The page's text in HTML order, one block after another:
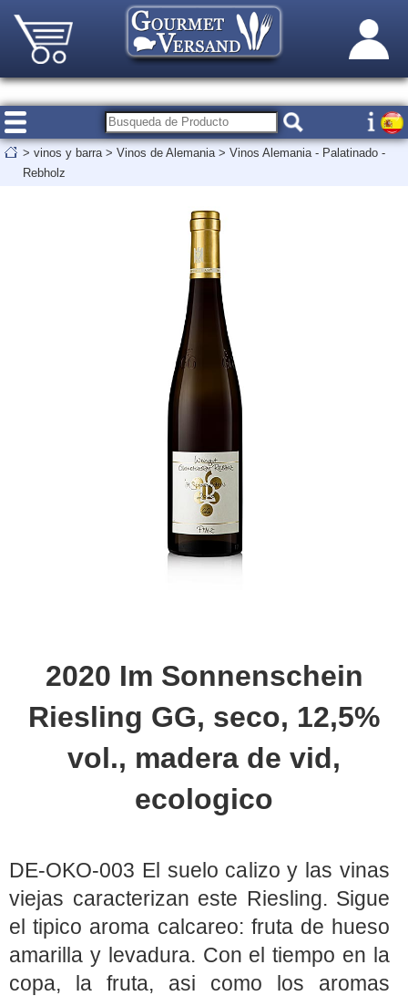
> vinos y barra > Vinos de Alemania > Vinos Alemania - Palatinado -
Rebholz
2020 Im Sonnenschein
Riesling GG, seco, 12,5%
vol., madera de vid,
ecologico
DE-OKO-003 El suelo calizo y las vinas
viejas caracterizan este Riesling. Sigue
el tipico aroma calcareo: fruta de hueso
amarilla y levadura. Con el tiempo en la
copa, la fruta, asi como los aromas